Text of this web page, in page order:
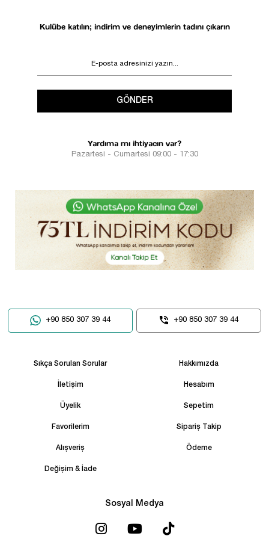
Kulübe katılın; indirim ve deneyimlerin tadını çıkarın
GÖNDER
Yardıma mı ihtiyacın var?
Pazartesi - Cumartesi 09:00 - 17:30
+90 850 307 39 44 +90 850 307 39 44
Sıkça Sorulan Sorular Hakkımızda
İletişim Hesabım
Üyelik Sepetim
Favorilerim Sipariş Takip
Alışveriş Ödeme
Değişim & İade
Sosyal Medya